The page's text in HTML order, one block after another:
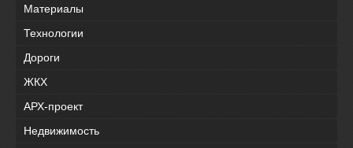
Материалы
Технологии
Дороги
ЖКХ
АРХ-проект
Недвижимость